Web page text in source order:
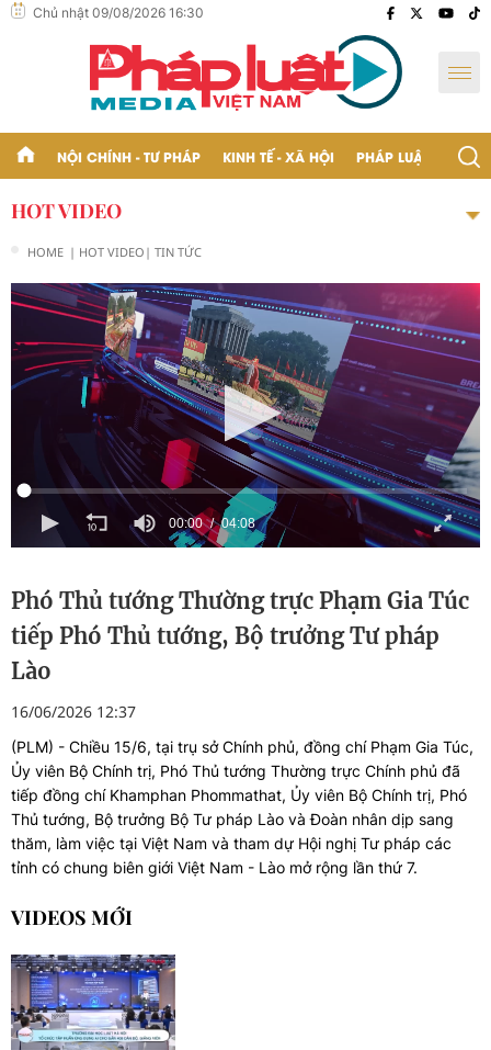
Chủ nhật 09/08/2026 16:30
NỘI CHÍNH - TƯ PHÁP KINH TẾ - XÃ HỘI PHÁP LUẬT - BẠN
HOT VIDEO
HOME | HOT VIDEO | TIN TỨC
00:00 04:08
Phó Thủ tướng Thường trực Phạm Gia Túc
tiếp Phó Thủ tướng, Bộ trưởng Tư pháp
Lào
16/06/2026 12:37
(PLM) - Chiều 15/6, tại trụ sở Chính phủ, đồng chí Phạm Gia Túc,
Ủy viên Bộ Chính trị, Phó Thủ tướng Thường trực Chính phủ đã
tiếp đồng chí Khamphan Phommathat, Ủy viên Bộ Chính trị, Phó
Thủ tướng, Bộ trưởng Bộ Tư pháp Lào và Đoàn nhân dịp sang
thăm, làm việc tại Việt Nam và tham dự Hội nghị Tư pháp các
tỉnh có chung biên giới Việt Nam - Lào mở rộng lần thứ 7.
VIDEOS MỚI